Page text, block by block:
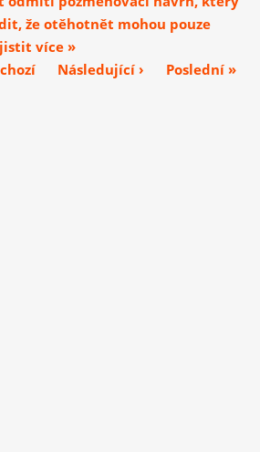
že otěhotnět mohou pouze
více »
Následující › Poslední »